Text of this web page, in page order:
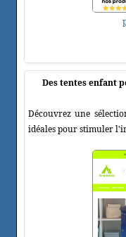
Des tentes enfant
Découvrez une
idéales pour stimuler